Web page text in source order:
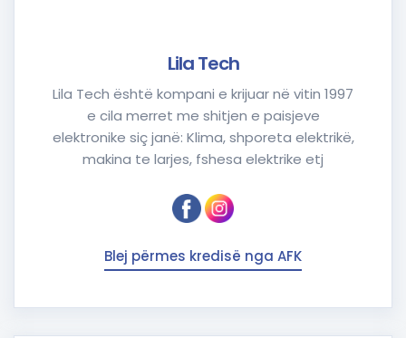
Lila Tech
Lila Tech është kompani e krijuar në vitin 1997
e cila merret me shitjen e paisjeve
elektronike siç janë: Klima, shporeta elektrikë,
makina te larjes, fshesa elektrike etj
Blej përmes kredisë nga AFK